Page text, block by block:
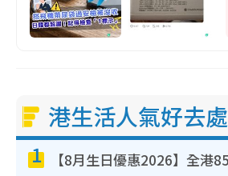
港生活人氣好去處
1